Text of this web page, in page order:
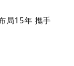
年 攜手